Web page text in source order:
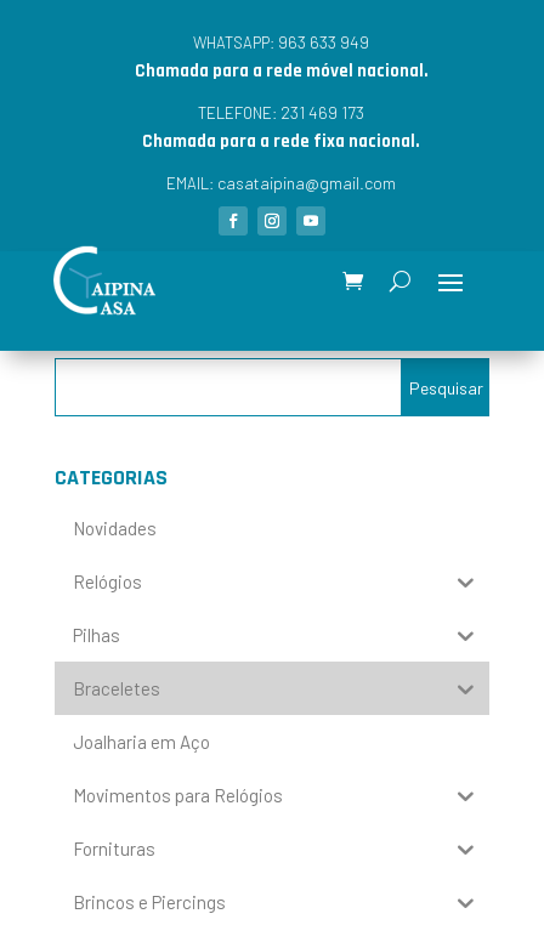
WHATSAPP: 963 633 949
Chamada para a rede móvel nacional.
TELEFONE: 231 469 173
Chamada para a rede fixa nacional.
EMAIL: casataipina@gmail.com
CATEGORIAS
Novidades
Relógios
Pilhas
Braceletes
Joalharia em Aço
Movimentos para Relógios
Fornituras
Brincos e Piercings